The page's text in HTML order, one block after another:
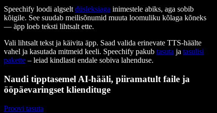
Speechify loodi algselt düsleksiaga inimestele abiks, aga sobib
kõigile. See suudab meilisõnumid muuta loomuliku kõlaga kõneks
— äpp loeb teksti lihtsalt ette.
Vali lihtsalt tekst ja käivita äpp. Saad valida erinevate TTS-häälte
vahel ja kasutada mitmeid keeli. Speechify pakub tasuta ja tasulisi
pakette – leiad kindlasti endale sobiva lahenduse.
Naudi tipptasemel AI-hääli, piiramatult faile ja
ööpäevaringset kliendituge
Proovi tasuta